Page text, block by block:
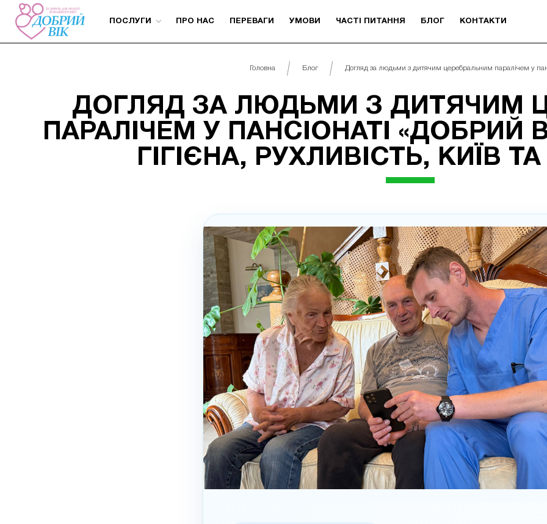
ПОСЛУГИ ПРО НАС ПЕРЕВАГИ УМОВИ ЧАСТІ ПИТАННЯ БЛОГ КОНТАКТИ
Головна Блог Догляд за людьми з дитячим церебральним паралічем у
ДОГЛЯД ЗА ЛЮДЬМИ З ДИТЯЧИМ
ПАРАЛІЧЕМ У ПАНСІОНАТІ «ДОБРИЙ
ГІГІЄНА, РУХЛИВІСТЬ, КИЇВ